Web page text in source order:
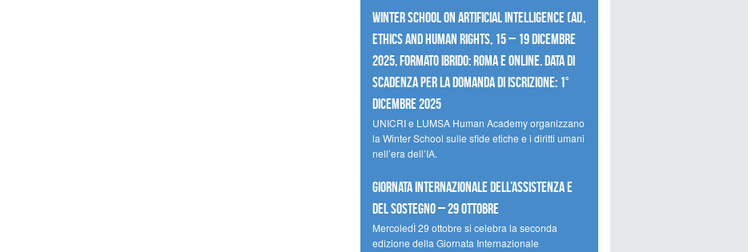
Winter School on Artificial Intelligence (AI),
Ethics and Human Rights, 15 – 19 dicembre
2025, Formato Ibrido: Roma e online. Data di
scadenza per la domanda di iscrizione: 1°
dicembre 2025
UNICRI e LUMSA Human Academy organizzano
la Winter School sulle sfide etiche e i diritti umani
nell’era dell’IA.
Giornata internazionale dell’assistenza e
del sostegno – 29 ottobre
MercoledÌ 29 ottobre si celebra la seconda
edizione della Giornata Internazionale